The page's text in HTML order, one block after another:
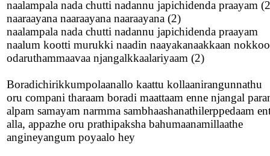
naalampala nada chutti nadannu japichidenda praayam
naaraayana naaraayana naaraayana (2)
naalampala nada chutti nadannu japichidenda praayam
naalum kootti murukki naadin naayakanaakkaan
odaruthammaavaa njangalkkaalariyaam (2)
Boradichirikkumpolaanallo kaattu kollaanirangunnathu
oru compani tharaam boradi maattaam enne njangal
alpam samayam narmma sambhaashanathilerppedaam
alla, appazhe oru prathipaksha bahumaanamillaathe
angineyangum poyaalo hey